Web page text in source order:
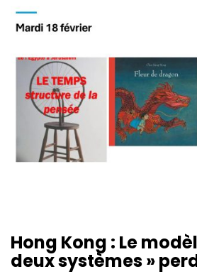
Hong Kong : Le
deux systèmes »